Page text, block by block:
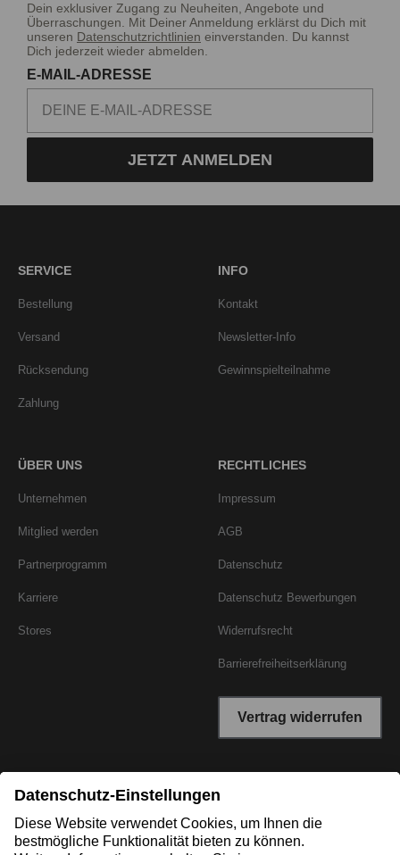
Dein exklusiver Zugang zu Neuheiten, Angebote und
Überraschungen. Mit Deiner Anmeldung erklärst du Dich mit
unseren Datenschutzrichtlinien einverstanden. Du kannst
Dich jederzeit wieder abmelden.
E-MAIL-ADRESSE
JETZT ANMELDEN
SERVICE
Bestellung
Versand
Rücksendung
Zahlung
INFO
Kontakt
Newsletter-Info
Gewinnspielteilnahme
ÜBER UNS
Unternehmen
Mitglied werden
Partnerprogramm
Karriere
Stores
RECHTLICHES
Impressum
AGB
Datenschutz
Datenschutz Bewerbungen
Widerrufsrecht
Barrierefreiheitserklärung
Vertrag widerrufen